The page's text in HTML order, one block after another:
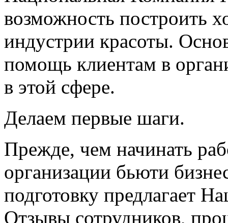
возможность построить
индустрии красоты.
помощь клиентам в
в этой сфере.
Делаем первые шаги.
Прежде, чем начинать
организации бьюти
подготовку предлагает
Отзывы сотрудников,